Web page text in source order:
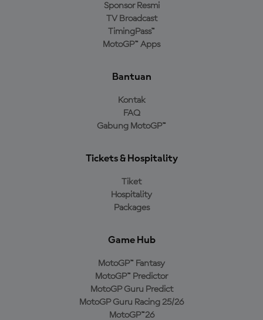
Sponsor Resmi
TV Broadcast
TimingPass™
MotoGP™ Apps
Bantuan
Kontak
FAQ
Gabung MotoGP™
Tickets & Hospitality
Tiket
Hospitality
Packages
Game Hub
MotoGP™ Fantasy
MotoGP™ Predictor
MotoGP Guru Predict
MotoGP Guru Racing 25/26
MotoGP™26